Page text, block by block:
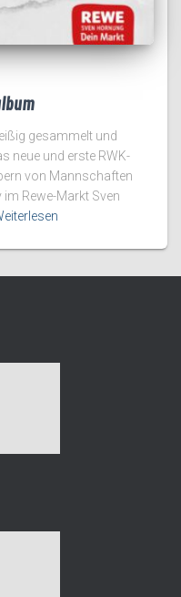
gesammelt und
neue und erste RWK-
von Mannschaften
Rewe-Markt Sven